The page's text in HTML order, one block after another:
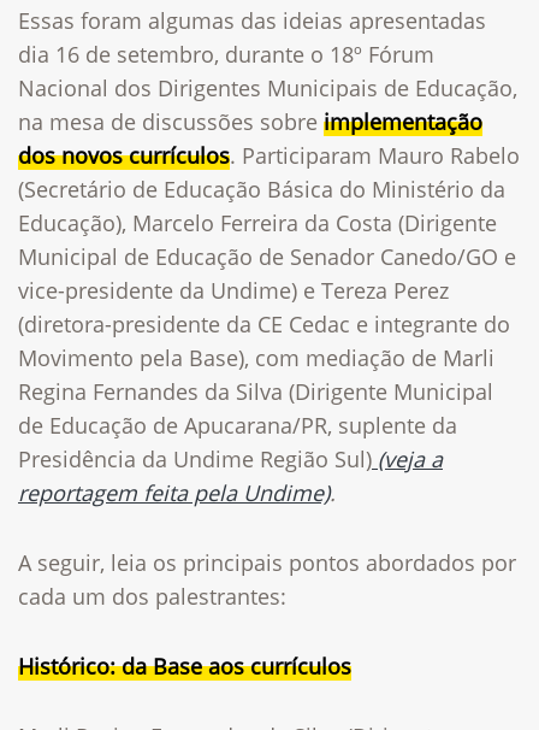
Essas foram algumas das ideias apresentadas
dia 16 de setembro, durante o 18º Fórum
Nacional dos Dirigentes Municipais de Educação,
na mesa de discussões sobre implementação
dos novos currículos. Participaram Mauro Rabelo
(Secretário de Educação Básica do Ministério da
Educação), Marcelo Ferreira da Costa (Dirigente
Municipal de Educação de Senador Canedo/GO e
vice-presidente da Undime) e Tereza Perez
(diretora-presidente da CE Cedac e integrante do
Movimento pela Base), com mediação de Marli
Regina Fernandes da Silva (Dirigente Municipal
de Educação de Apucarana/PR, suplente da
Presidência da Undime Região Sul) (veja a
reportagem feita pela Undime).
A seguir, leia os principais pontos abordados por
cada um dos palestrantes:
Histórico: da Base aos currículos